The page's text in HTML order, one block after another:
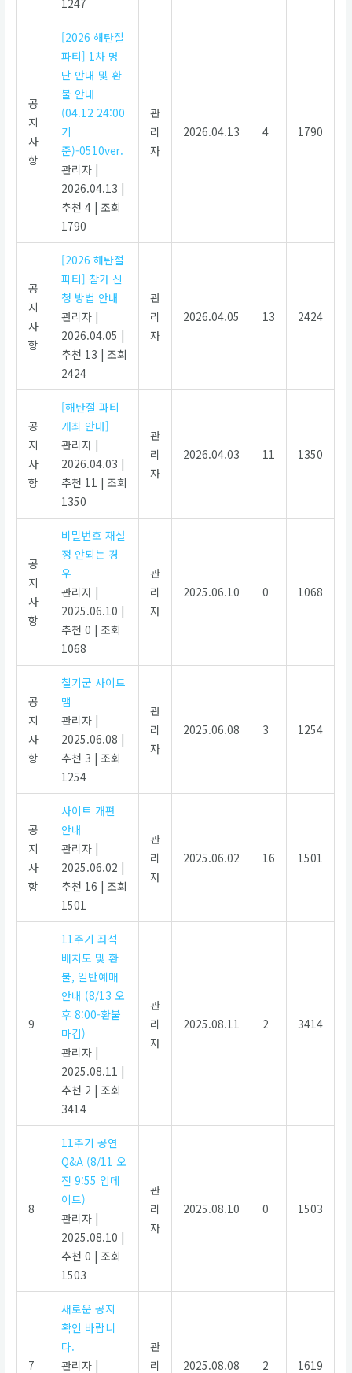
공
지
사
항
[2026 해탄절
파티] 1차 명
단 안내 및 환
불 안내
(04.12 24:00
기
준)-0510ver.
관리자 |
2026.04.13 |
추천 4 | 조회
1790
관
리
자
2026.04.13 4 1790
공
지
사
항
[2026 해탄절
파티] 참가 신
청 방법 안내
관리자 |
2026.04.05 |
추천 13 | 조회
2424
관
리
자
2026.04.05 13 2424
공
지
사
항
[해탄절 파티
개최 안내]
관리자 |
2026.04.03 |
추천 11 | 조회
1350
관
리
자
2026.04.03 11 1350
공
지
사
항
비밀번호 재설
정 안되는 경
우
관리자 |
2025.06.10 |
추천 0 | 조회
1068
관
리
자
2025.06.10 0 1068
공
지
사
항
철기군 사이트
맵
관리자 |
2025.06.08 |
추천 3 | 조회
1254
관
리
자
2025.06.08 3 1254
공
지
사
항
사이트 개편
안내
관리자 |
2025.06.02 |
추천 16 | 조회
1501
관
리
자
2025.06.02 16 1501
9
11주기 좌석
배치도 및 환
불, 일반예매
안내 (8/13 오
후 8:00-환불
마감)
관리자 |
2025.08.11 |
추천 2 | 조회
3414
관
리
자
2025.08.11 2 3414
8
11주기 공연
Q&A (8/11 오
전 9:55 업데
이트)
관리자 |
2025.08.10 |
추천 0 | 조회
1503
관
리
자
2025.08.10 0 1503
7
새로운 공지
확인 바랍니
다.
관리자 |
관
리
2025.08.08 2 1619